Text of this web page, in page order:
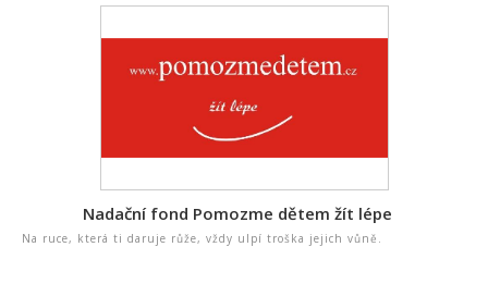
Nadační fond Pomozme dětem žít lépe
Na ruce, která ti daruje růže, vždy ulpí troška jejich vůně.